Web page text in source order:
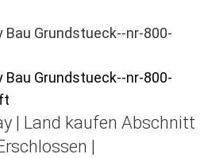
| Land kaufen Abschnitt
|